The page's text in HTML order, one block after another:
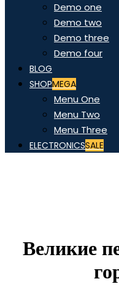
Demo one
Demo two
Demo three
Demo four
BLOG
SHOPMEGA
Menu One
Menu Two
Menu Three
ELECTRONICSSALE
Великие